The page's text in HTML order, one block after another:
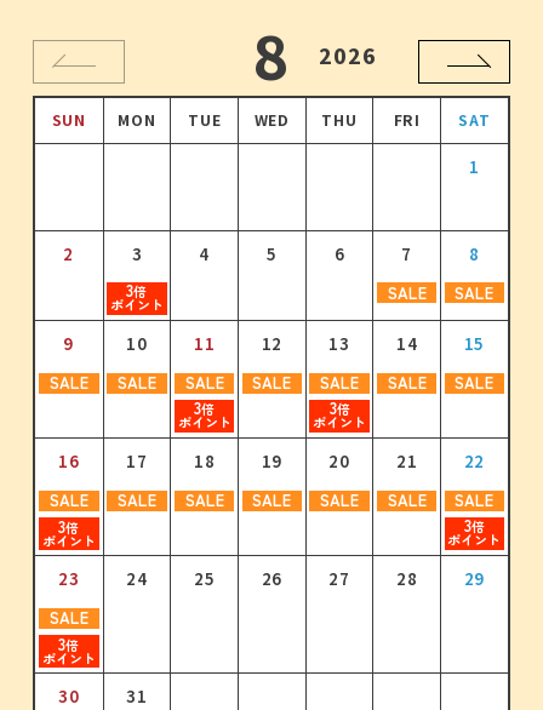
8 2026
SUN MON TUE WED THU FRI SAT
1
2 3
3倍
ポイント
4 5 6
7
SALE
8
SALE
9
SALE
10
SALE
11
SALE
3倍
ポイント
12
SALE
13
SALE
3倍
ポイント
14
SALE
15
SALE
16
SALE
3倍
ポイント
17
SALE
18
SALE
19
SALE
20
SALE
21
SALE
22
SALE
3倍
ポイント
23
SALE
3倍
ポイント
24 25 26 27 28 29
30
31
9 2026
SUN MON TUE WED THU FRI SAT
5
6 7 8 9 10 11
3倍
ポイント
12
13
3倍
ポイント
14 15 16 17 18 19
20
3
ポイント
21 22
3
ポイント
23
3
ポイント
24 25 26
27
10 2026
SUN MON TUE WED THU FRI SAT
3
4 5 6 7 8 9 10
11
3倍
ポイント
12 13
3倍
ポイント
14 15 16 17
18
3倍
19 20 21 22
3倍
23
3倍
24
25 31
11 2026
SUN MON TUE WED THU FRI SAT
7
8 9 10 11 12 13
3倍
ポイント
14
15
3倍
ポイント
16 17 18 19 20 21
22
3
ポイント
23
3
ポイント
24 25 26 27 28
29
12 2026
SUN MON TUE WED THU FRI SAT
5
6 7 8 9 10 11
3倍
ポイント
12
13
3倍
ポイント
14 15 16 17 18 19
20
3
ポイント
21 22
3
ポイント
23
3
ポイント
24 25 26
27
1 2027
SUN MON TUE WED THU FRI SAT
2
3 4 5 6 7 8 9
10 11
3倍
ポイント
12 13
3倍
ポイント
14 15 16
17
3倍
18 19 20 21 22
3倍
23
3倍
24 30
31